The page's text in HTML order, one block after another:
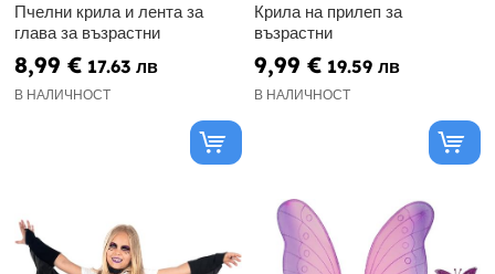
Пчелни крила и лента за
глава за възрастни
8,99 € 17.63 лв
В НАЛИЧНОСТ
Крила на прилеп за
възрастни
9,99 € 19.59 лв
В НАЛИЧНОСТ